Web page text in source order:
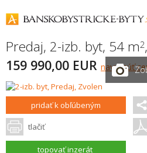
Predaj, 2-izb. byt, 54 m2,
159 990,00 EUR navrhnúť
pridať k obľúbeným
tlačiť
topovať inzerát